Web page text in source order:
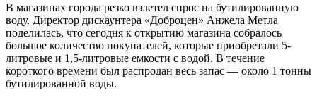
В магазинах города резко взлетел спрос на бутилированную
воду. Директор дискаунтера «Доброцен» Анжела Метла
поделилась, что сегодня к открытию магазина собралось
большое количество покупателей, которые приобретали 5-
литровые и 1,5-литровые емкости с водой. В течение
короткого времени был распродан весь запас — около 1 тонны
бутилированной воды.